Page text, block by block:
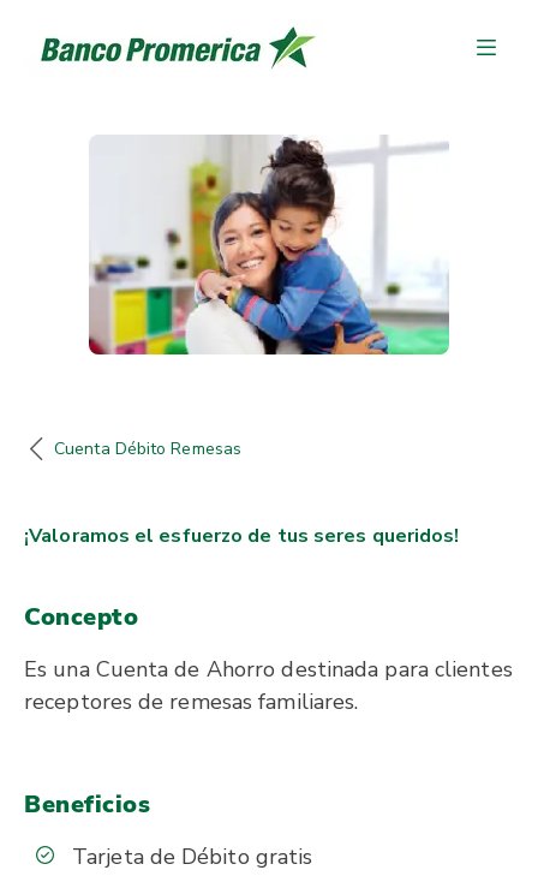
¡Valoramos el esfuerzo de tus seres queridos!
Concepto
Es una Cuenta de Ahorro destinada para clientes
receptores de remesas familiares.
Beneficios
Tarjeta de Débito gratis
Cuenta Débito Remesas